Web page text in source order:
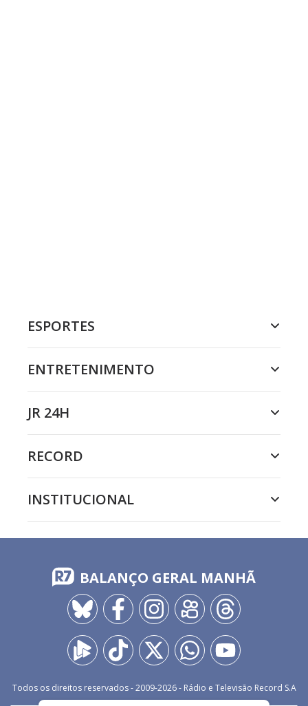
ESPORTES
ENTRETENIMENTO
JR 24H
RECORD
INSTITUCIONAL
BALANÇO GERAL MANHÃ
Todos os direitos reservados - 2009-2026- Rádio e Televisão Record S.A